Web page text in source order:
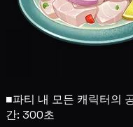
■파티 내 모든 캐릭터의
간: 300초